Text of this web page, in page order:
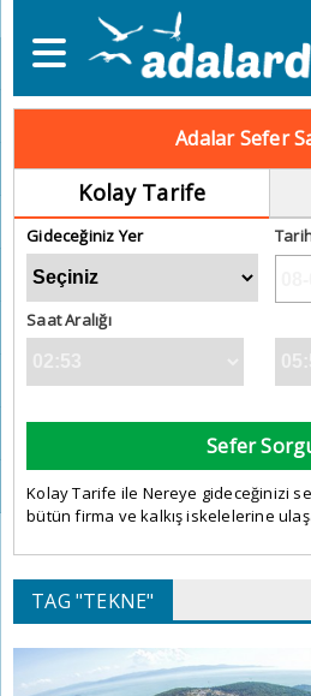
Adalar Sefer
Kolay Tarife
Gideceğiniz Yer
Saat Aralığı
Sefer
Kolay Tarife ile Nereye gideceğinizi
bütün firma ve kalkış iskelelerine
TAG "TEKNE"